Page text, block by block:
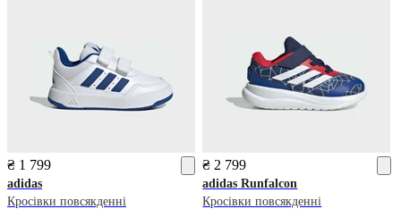
₴ 1 799
adidas
Кросівки повсякденні
₴ 2 799
adidas Runfalcon
Кросівки повсякденні